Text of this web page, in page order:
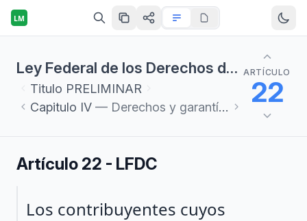
LM
Ley Federal de los Derechos del Contribuyente
Titulo PRELIMINAR
Capitulo IV — Derechos y garantías en el procedimiento sancionador
ARTÍCULO
22
Artículo 22 - LFDC
Párrafo 1
Los contribuyentes cuyos